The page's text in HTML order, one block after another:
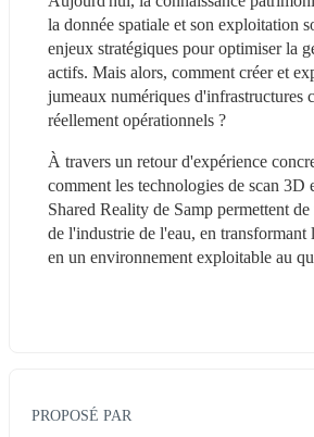
la donnée spatiale et son exploitation
enjeux stratégiques pour optimiser la
actifs. Mais alors, comment créer et
jumeaux numériques d'infrastructures
réellement opérationnels ?
À travers un retour d'expérience
comment les technologies de scan 3D
Shared Reality de Samp permettent
de l'industrie de l'eau, en transformant
en un environnement exploitable au
PROPOSÉ PAR